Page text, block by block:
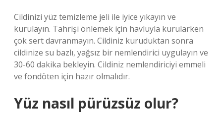
Cildinizi yüz temizleme jeli ile iyice yıkayın ve
kurulayın. Tahrişi önlemek için havluyla kurularken
çok sert davranmayın. Cildiniz kuruduktan sonra
cildinize su bazlı, yağsız bir nemlendirici uygulayın ve
30-60 dakika bekleyin. Cildiniz nemlendiriciyi emmeli
ve fondöten için hazır olmalıdır.
Yüz nasıl pürüzsüz olur?